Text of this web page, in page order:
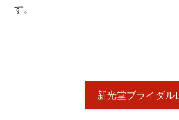
す。
新光堂ブライダル